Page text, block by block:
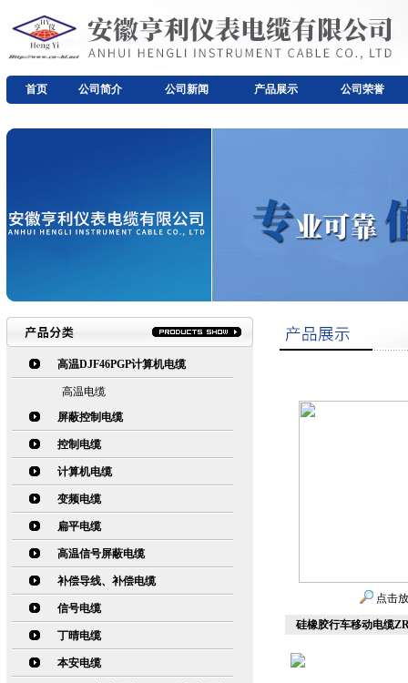
首页 公司简介 公司新闻 产品展示 公司荣誉
高温DJF46PGP计算机电缆
高温电缆
屏蔽控制电缆
控制电缆
计算机电缆
变频电缆
扁平电缆
高温信号屏蔽电缆
补偿导线、补偿电缆
信号电缆
丁晴电缆
本安电缆
点击
硅橡胶行车移动电缆